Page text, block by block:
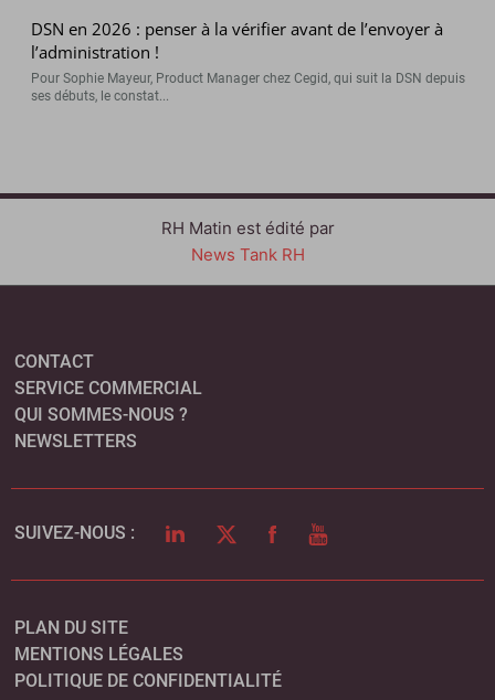
DSN en 2026 : penser à la vérifier avant de l’envoyer à
l’administration !
Pour Sophie Mayeur, Product Manager chez Cegid, qui suit la DSN depuis
ses débuts, le constat...
RH Matin est édité par
News Tank RH
CONTACT
SERVICE COMMERCIAL
QUI SOMMES-NOUS ?
NEWSLETTERS
SUIVEZ-NOUS : LINKEDINTWITTERFACEBOOK
YOUTUBE
PLAN DU SITE
MENTIONS LÉGALES
POLITIQUE DE CONFIDENTIALITÉ